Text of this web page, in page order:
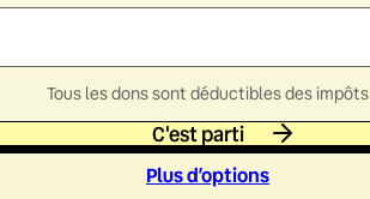
Tous les dons sont déductibles des impôts
C'est parti
Plus d’options